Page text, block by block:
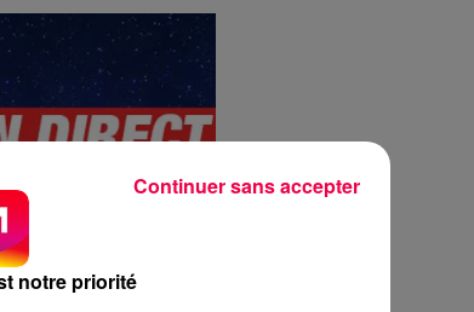
notre priorité
Continuer sans accepter